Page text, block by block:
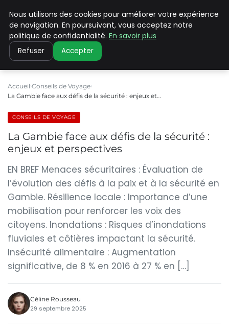
PILAT PATRIMOINES
Accueil Conseils de Voyage
La Gambie face aux défis de la sécurité : enjeux et…
CONSEILS DE VOYAGE
La Gambie face aux défis de la sécurité :
enjeux et perspectives
EN BREF Menaces sécuritaires : Évaluation de
l’évolution des défis à la paix et à la sécurité en
Gambie. Résilience locale : Importance d’une
mobilisation pour renforcer les voix des
citoyens. Inondations : Risques d’inondations
fluviales et côtières impactant la sécurité.
Insécurité alimentaire : Augmentation
significative, de 8 % en 2016 à 27 % en […]
Céline Rousseau
29 septembre 2025
Nous utilisons des cookies pour améliorer votre expérience
de navigation. En poursuivant, vous acceptez notre
politique de confidentialité. En savoir plus
Refuser Accepter